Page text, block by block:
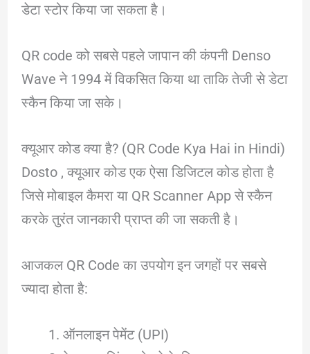
डेटा स्टोर किया जा सकता है।
QR code को सबसे पहले जापान की कंपनी Denso
Wave ने 1994 में विकसित किया था ताकि तेजी से डेटा
स्कैन किया जा सके।
क्यूआर कोड क्या है? (QR Code Kya Hai in Hindi)
Dosto , क्यूआर कोड एक ऐसा डिजिटल कोड होता है
जिसे मोबाइल कैमरा या QR Scanner App से स्कैन
करके तुरंत जानकारी प्राप्त की जा सकती है।
आजकल QR Code का उपयोग इन जगहों पर सबसे
ज्यादा होता है:
ऑनलाइन पेमेंट (UPI)